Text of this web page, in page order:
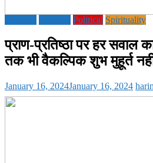
Political Spirituality
प्राण-प्रतिष्ठा पर हर सवाल
तक भी वैकल्पिक शुभ मुहूर्त
January 16, 2024January 16, 2024